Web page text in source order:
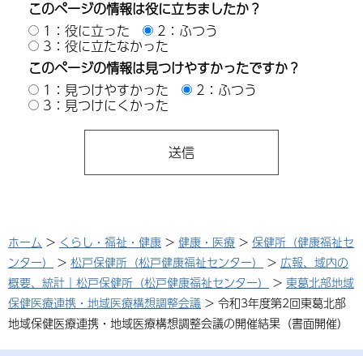
このページの情報は役に立ちましたか？
1：役に立った
2：ふつう
3：役に立たなかった
このページの情報は見つけやすかったですか？
1：見つけやすかった
2：ふつう
3：見つけにくかった
ホーム > くらし・福祉・健康 > 健康・医療 > 保健所（健康福祉セ
ンター）
> 松戸保健所（松戸健康福祉センター） > 広報、域内の
概要、統計｜松戸保健所（松戸健康福祉センター）
> 東葛北部地域
保健医療連携・地域医療構想調整会議 > 令和3年度第2回東葛北部
地域保健医療連携・地域医療構想調整会議の開催結果（書面開催）